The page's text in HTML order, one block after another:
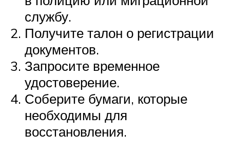
службу.
Получите талон о регистрации
документов.
Запросите временное
удостоверение.
Соберите бумаги, которые
необходимы для
восстановления.